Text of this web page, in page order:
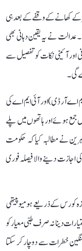
کے کھانے کے وقفے کے بعد ہی
عدالت نے یہ یقین دہانی بھی
اور آئینی نکات کو تفصیل سے
گی۔
اے آر ڈی) اور آئی ایم اے کی
جمع ہوئے اور ہاتھوں میں پلے
نے مطالبہ کیا کہ حکومت
اجازت دینے والا فیصلہ فوری
والے ڈاکٹروں کا کہنا ہے کہ محض 90 روزہ کورس کے ذریعے ہومیوپیتھی
دینا نہ صرف طبی معیار کو
خطرات سے دوچار کر سکتا